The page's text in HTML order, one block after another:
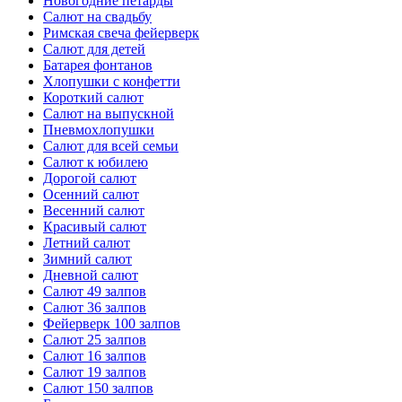
Салют на свадьбу
Римская свеча фейерверк
Салют для детей
Батарея фонтанов
Хлопушки с конфетти
Короткий салют
Салют на выпускной
Пневмохлопушки
Салют для всей семьи
Салют к юбилею
Дорогой салют
Осенний салют
Весенний салют
Красивый салют
Летний салют
Зимний салют
Дневной салют
Салют 49 залпов
Салют 36 залпов
Фейерверк 100 залпов
Салют 25 залпов
Салют 16 залпов
Салют 19 залпов
Салют 150 залпов